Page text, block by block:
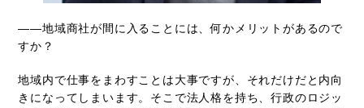
――地域商社が間に入ることには、何かメリットがあるので
すか？
地域内で仕事をまわすことは大事ですが、それだけだと内向
きになってしまいます。そこで法人格を持ち、行政のロジッ